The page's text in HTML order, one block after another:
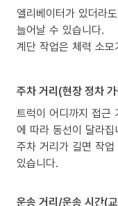
엘리베이터가 있더라
늘어날 수 있습니다.
계단 작업은 체력 소
주차 거리(현장 정차
트럭이 어디까지 접근
에 따라 동선이 달라집
주차 거리가 길면 작
있습니다.
운송 거리/운송 시간(